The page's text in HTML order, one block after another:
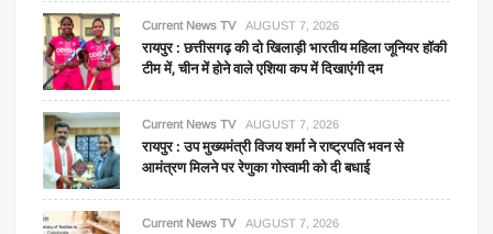
Current News TV AUGUST 7, 2026
रायपुर : छत्तीसगढ़ की दो खिलाड़ी भारतीय महिला जूनियर हॉकी
टीम में, चीन में होने वाले एशिया कप में दिखाएंगी दम
Current News TV AUGUST 7, 2026
रायपुर : उप मुख्यमंत्री विजय शर्मा ने राष्ट्रपति भवन से
आमंत्रण मिलने पर रेणुका गोस्वामी को दी बधाई
Current News TV AUGUST 7, 2026